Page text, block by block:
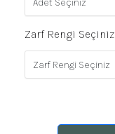
Zarf Rengi Seçiniz